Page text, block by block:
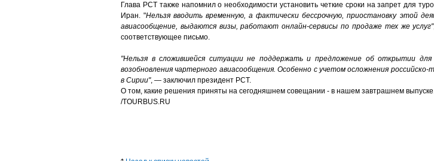
Глава РСТ также напомнил о необходимости установить четкие сроки на запрет для
Иран. "Нельзя вводить временную, а фактически бессрочную, приостановку этой
авиасообщение, выдаются визы, работают онлайн-сервисы по продаже тех же услуг"
соответствующее письмо.
"Нельзя в сложившейся ситуации не поддержать и предложение об открытии
возобновления чартерного авиасообщения. Особенно с учетом осложнения
в Сирии", — заключил президент РСТ.
О том, какие решения приняты на сегодняшнем совещании - в нашем завтрашнем
/TOURBUS.RU